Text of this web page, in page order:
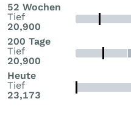
52 Wochen
Tief
20,900
200 Tage
Tief
20,900
Heute
Tief
23,173